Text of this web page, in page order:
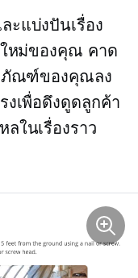
แบ่งปันเรื่อง
ใหม่ของคุณ คาด
ภัณฑ์ของคุณลง
งเพื่อดึงดูดลูกค้า
ในเรื่องราว